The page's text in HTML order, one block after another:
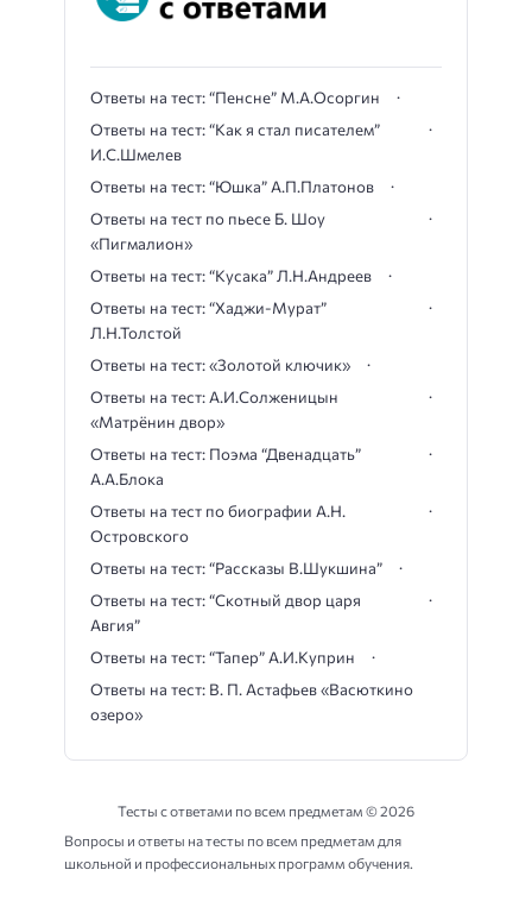
Ответы на тест: “Пенсне” М.А.Осоргин
Ответы на тест: “Как я стал писателем”
И.С.Шмелев
Ответы на тест: “Юшка” А.П.Платонов
Ответы на тест по пьесе Б. Шоу
«Пигмалион»
Ответы на тест: “Кусака” Л.Н.Андреев
Ответы на тест: “Хаджи-Мурат”
Л.Н.Толстой
Ответы на тест: «Золотой ключик»
Ответы на тест: А.И.Солженицын
«Матрёнин двор»
Ответы на тест: Поэма “Двенадцать”
А.А.Блока
Ответы на тест по биографии А.Н.
Островского
Ответы на тест: “Рассказы В.Шукшина”
Ответы на тест: “Скотный двор царя
Авгия”
Ответы на тест: “Тапер” А.И.Куприн
Ответы на тест: В. П. Астафьев «Васюткино
озеро»
Тесты с ответами по всем предметам ©2026
Вопросы и ответы на тесты по всем предметам для
школьной и профессиональных программ обучения.